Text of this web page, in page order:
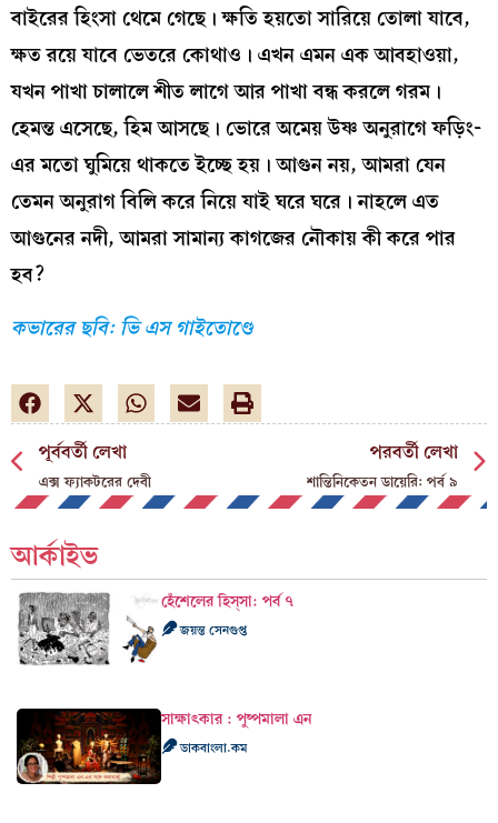
বাইরের হিংসা থেমে গেছে। ক্ষতি হয়তো সারিয়ে তোলা যাবে,
ক্ষত রয়ে যাবে ভেতরে কোথাও। এখন এমন এক আবহাওয়া,
যখন পাখা চালালে শীত লাগে আর পাখা বন্ধ করলে গরম।
হেমন্ত এসেছে, হিম আসছে। ভোরে অমেয় উষ্ণ অনুরাগে ফড়িং-
এর মতো ঘুমিয়ে থাকতে ইচ্ছে হয়। আগুন নয়, আমরা যেন
তেমন অনুরাগ বিলি করে নিয়ে যাই ঘরে ঘরে। নাহলে এত
আগুনের নদী, আমরা সামান্য কাগজের নৌকায় কী করে পার
হব?
কভারের ছবি: ভি এস গাইতোণ্ডে
পূর্ববর্তী লেখা
এক্স ফ্যাকটরের দেবী
পরবর্তী লেখা
শান্তিনিকেতন ডায়েরি: পর্ব ৯
আর্কাইভ
হেঁশেলের হিস্‌সা: পর্ব ৭
জয়ন্ত সেনগুপ্ত
সাক্ষাৎকার : পুষ্পমালা এন
ডাকবাংলা.কম